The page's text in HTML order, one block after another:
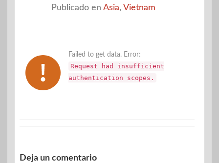
Publicado en Asia, Vietnam
Failed to get data. Error:
Request had insufficient
authentication scopes.
Deja un comentario